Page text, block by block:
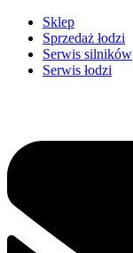
Przejdź
treści
Sklep
Sprzedaż łodzi
Serwis silników
Serwis łodzi